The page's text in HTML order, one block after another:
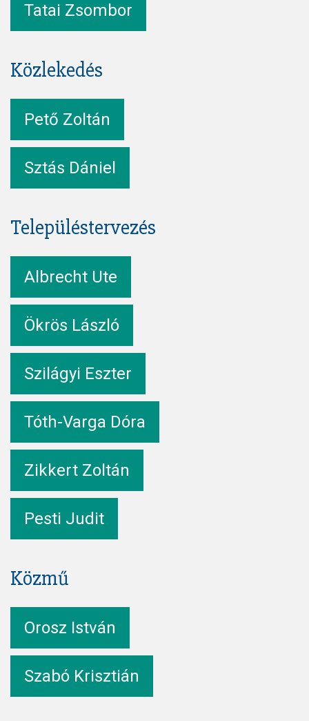
Tatai Zsombor
Közlekedés
Pető Zoltán
Sztás Dániel
Településtervezés
Albrecht Ute
Ökrös László
Szilágyi Eszter
Tóth-Varga Dóra
Zikkert Zoltán
Pesti Judit
Közmű
Orosz István
Szabó Krisztián